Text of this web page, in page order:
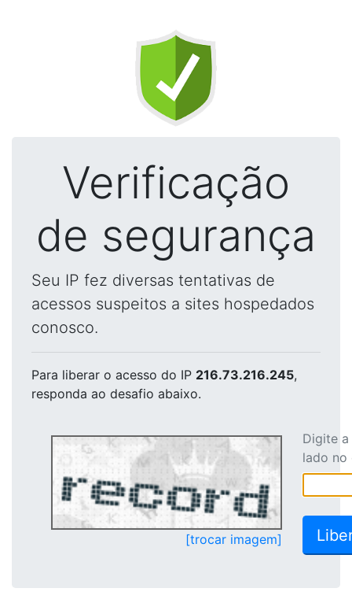
Verificação
de segurança
Seu IP fez diversas tentativas de
acessos suspeitos a sites hospedados
conosco.
Para liberar o acesso do IP 216.73.216.245,
responda ao desafio abaixo.
[trocar imagem]
Digite
lado no